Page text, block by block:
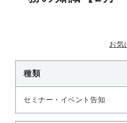
お気
種類
セミナー・イベント告知